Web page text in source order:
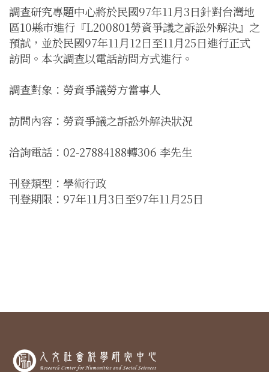
調查研究專題中心將於民國97年11月3日針對台灣地
區10縣市進行『L200801勞資爭議之訴訟外解決』之
預試，並於民國97年11月12日至11月25日進行正式
訪問。本次調查以電話訪問方式進行。
調查對象：勞資爭議勞方當事人
訪問內容：勞資爭議之訴訟外解決狀況
洽詢電話：02-27884188轉306 李先生
刊登類型：學術行政
刊登期限：97年11月3日至97年11月25日